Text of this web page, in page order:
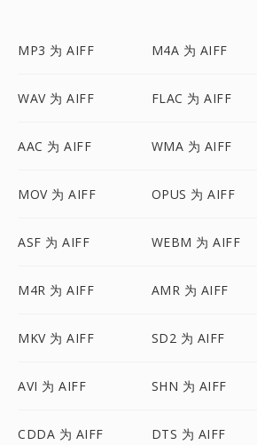
MP3 为 AIFF M4A 为 AIFF
WAV 为 AIFF FLAC 为 AIFF
AAC 为 AIFF WMA 为 AIFF
MOV 为 AIFF OPUS 为 AIFF
ASF 为 AIFF WEBM 为 AIFF
M4R 为 AIFF AMR 为 AIFF
MKV 为 AIFF SD2 为 AIFF
AVI 为 AIFF SHN 为 AIFF
CDDA 为 AIFF DTS 为 AIFF